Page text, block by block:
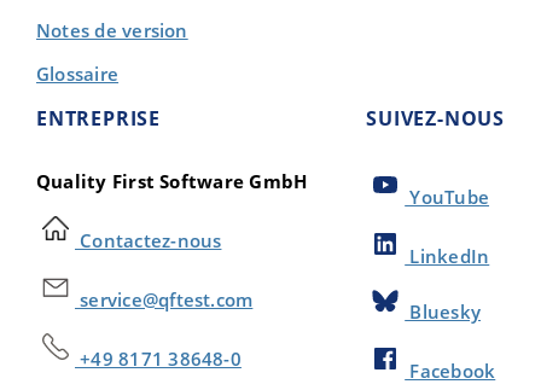
Notes de version
Glossaire
ENTREPRISE
Quality First Software GmbH
Contactez-nous
service@qftest.com
+49 8171 38648-0
SUIVEZ-NOUS
YouTube
LinkedIn
Bluesky
Facebook